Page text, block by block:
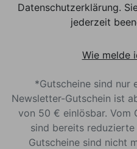
Datenschutzerklärung.
jederzeit
Wie melde
*Gutscheine sind nur
Newsletter-Gutschein ist
von 50 € einlösbar. Vom
sind bereits
Gutscheine sind nicht